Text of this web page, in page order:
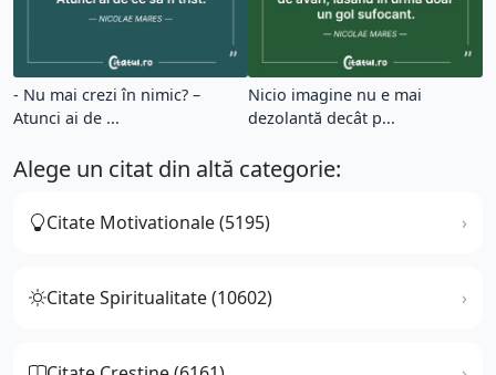
- Nu mai crezi în nimic? –
Atunci ai de ...
Nicio imagine nu e mai
dezolantă decât p...
Alege un citat din altă categorie:
Citate Motivationale (5195)
Citate Spiritualitate (10602)